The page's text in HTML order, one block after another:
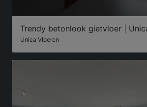
Trendy betonlook gietvloer |
Unica Vloeren